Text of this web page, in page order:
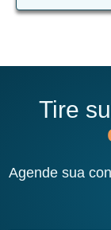
Tire
Agende sua